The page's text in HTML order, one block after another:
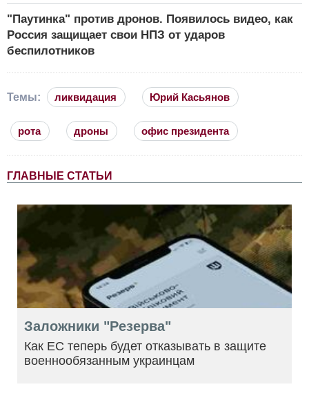
"Паутинка" против дронов. Появилось видео, как
Россия защищает свои НПЗ от ударов
беспилотников
Темы: ликвидация Юрий Касьянов
рота дроны офис президента
ГЛАВНЫЕ СТАТЬИ
Заложники "Резерва"
Как ЕС теперь будет отказывать в защите
военнообязанным украинцам